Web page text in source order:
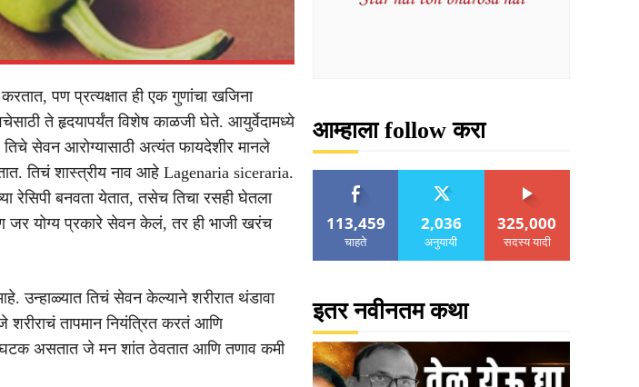
पण प्रत्यक्षात ही एक गुणांचा खजिना
ते हृदयापर्यंत विशेष काळजी घेते. आयुर्वेदामध्ये
सेवन आरोग्यासाठी अत्यंत फायदेशीर मानले
तिचं शास्त्रीय नाव आहे Lagenaria siceraria.
रेसिपी बनवता येतात, तसेच तिचा रसही घेतला
जर योग्य प्रकारे सेवन केलं, तर ही भाजी खरंच
तिचं सेवन केल्याने शरीरात थंडावा
तापमान नियंत्रित करतं आणि
असतात जे मन शांत ठेवतात आणि तणाव कमी
आम्हाला follow करा
113,459
चाहते
2,036
अनुयायी
325,000
सदस्य यादी
इतर नवीनतम कथा